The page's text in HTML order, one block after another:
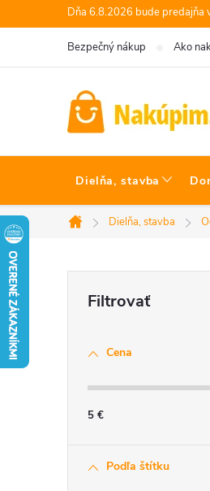
na
Dňa 6.8.2026 bude predajňa
Bezpečný nákup Ako
Dielňa, stavba
Domov
Dielňa, stavba
Cena
5 €
Podľa štítku